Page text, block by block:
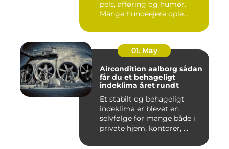
pels, afføring og humør.
Mange hundeejere ople...
01. May
Aircondition aalborg sådan
får du et behageligt
indeklima året rundt
Et stabilt og behageligt
indeklima er blevet en
selvfølge for mange både i
private hjem, kontorer, ...